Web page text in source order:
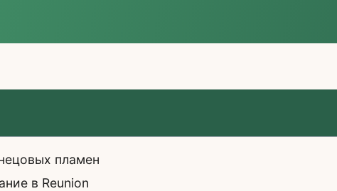
пламен
в Reunion